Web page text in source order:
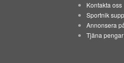
Kontakta oss
Sportnik
Annonsera
Tjäna pengar